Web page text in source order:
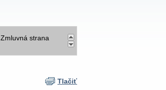
Zmluvná strana
Tlačiť